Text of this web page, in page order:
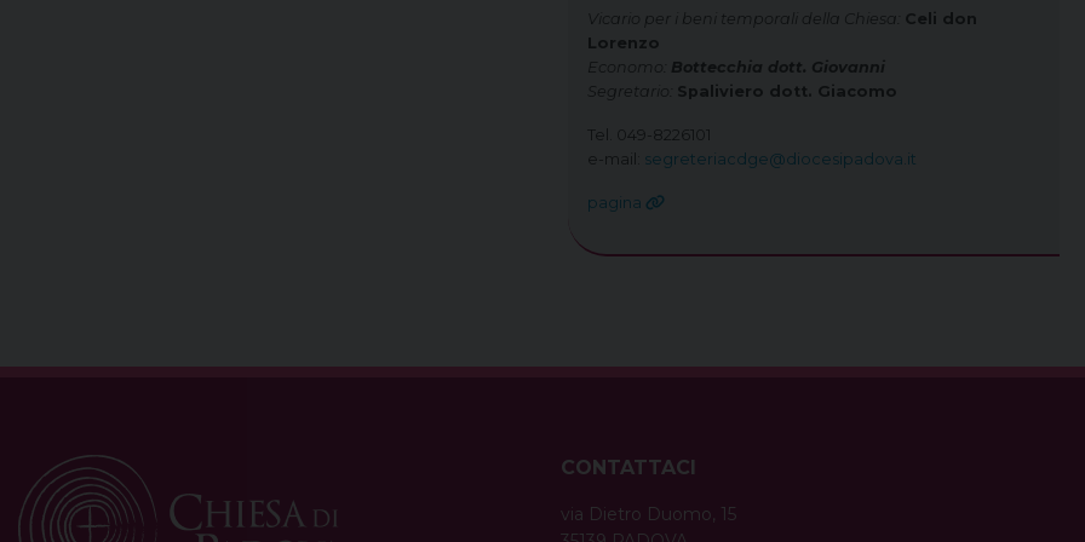
Vicario per i beni temporali della Chiesa: Celi don
Lorenzo
Economo: Bottecchia dott. Giovanni
Segretario:
Spaliviero dott. Giacomo
Tel. 049-8226101
e-mail: segreteriacdge@diocesipadova.it
pagina
CONTATTACI
via Dietro Duomo, 15